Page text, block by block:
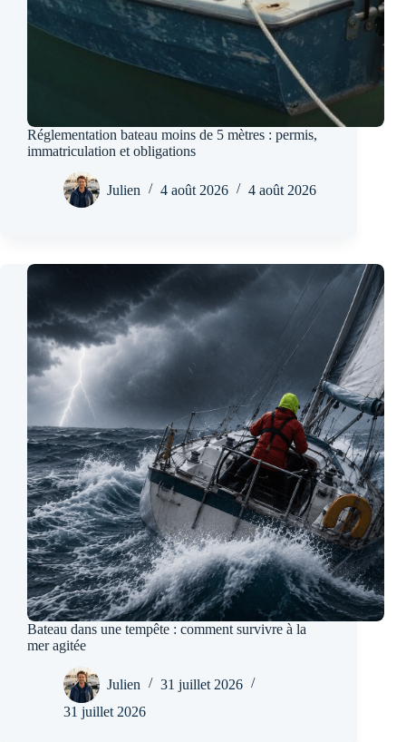
Réglementation bateau moins de 5 mètres : permis,
immatriculation et obligations
Julien 4 août 2026 4 août 2026
Bateau dans une tempête : comment survivre à la
mer agitée
Julien
31 juillet 2026
31 juillet 2026